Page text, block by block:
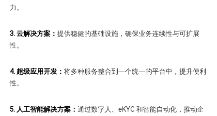
力。
3. 云解决方案： 提供稳健的基础设施，确保业务连续性与可扩展
性。
4. 超级应用开发： 将多种服务整合到一个统一的平台中，提升便利
性。
5. 人工智能解决方案： 通过数字人、eKYC 和智能自动化，推动企